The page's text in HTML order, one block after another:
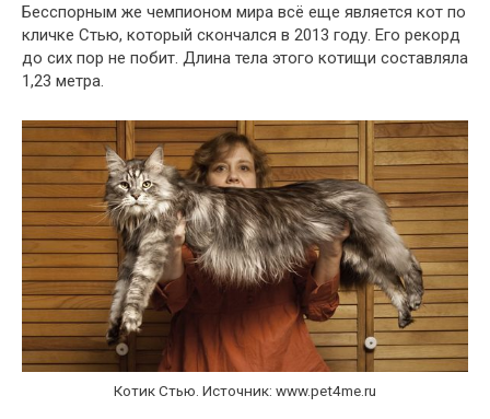
Бесспорным же чемпионом мира всё еще является кот по
кличке Стью, который скончался в 2013 году. Его рекорд
до сих пор не побит. Длина тела этого котищи составляла
1,23 метра.
Котик Стью. Источник: www.pet4me.ru